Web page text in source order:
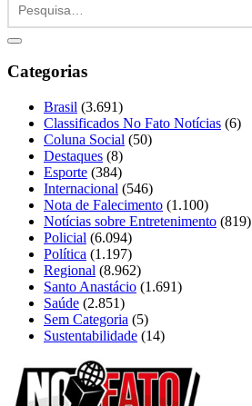
Categorias
Brasil (3.691)
Classificados No Fato Notícias (6)
Coluna Social (50)
Destaques (8)
Esporte (384)
Internacional (546)
Nota de Falecimento (1.100)
Notícias sobre Entretenimento (819)
Policial (6.094)
Política (1.197)
Regional (8.962)
Santo Anastácio (1.691)
Saúde (2.851)
Sem Categoria (5)
Sustentabilidade (14)